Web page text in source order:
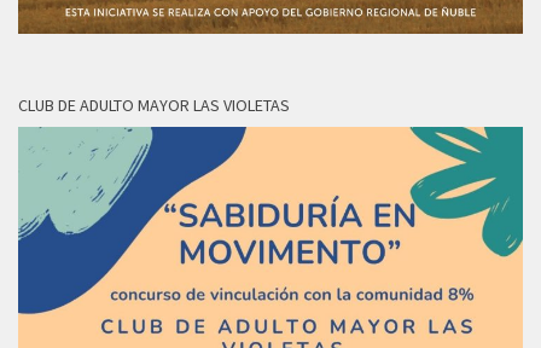
CLUB DE ADULTO MAYOR LAS VIOLETAS